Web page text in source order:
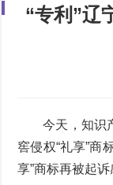
“专利”辽
今天，知识
窖侵权“礼享”商
享”商标再被起诉